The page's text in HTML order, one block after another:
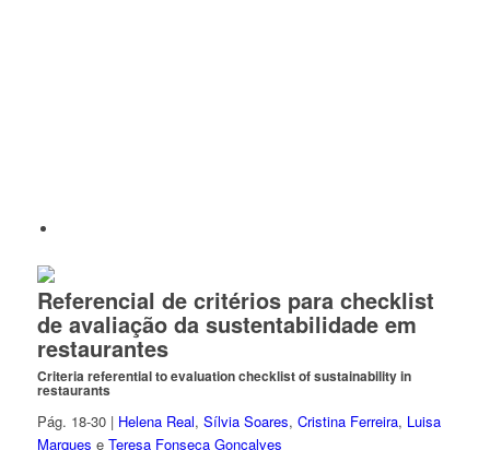
Referencial de critérios para checklist
de avaliação da sustentabilidade em
restaurantes
Criteria referential to evaluation checklist of sustainability in
restaurants
Pág. 18-30 | Helena Real, Sílvia Soares, Cristina Ferreira, Luisa
Marques e Teresa Fonseca Gonçalves